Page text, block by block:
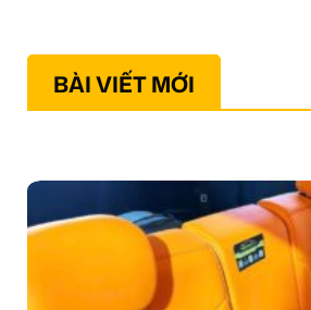
BÀI VIẾT MỚI